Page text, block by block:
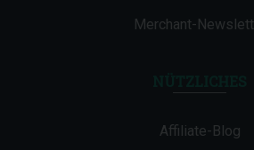
Merchant-
Affiliate-Blog